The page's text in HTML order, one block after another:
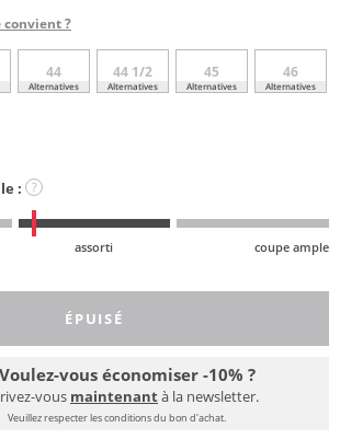
?
44
Alternatives
44 1/2
Alternatives
45
Alternatives
46
Alternatives
: ?
assorti coupe ample
ÉPUISÉ
Voulez-vous économiser -10% ?
vous maintenantà la newsletter.
Veuillez respecter les conditions du bon d'achat.